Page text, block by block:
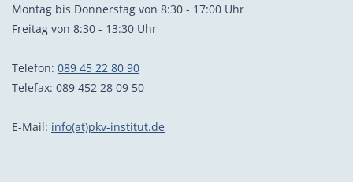
Montag bis Donnerstag von 8:30 - 17:00 Uhr
Freitag von 8:30 - 13:30 Uhr
Telefon: 089 45 22 80 90
Telefax: 089 452 28 09 50
E-Mail: info(at)pkv-institut.de